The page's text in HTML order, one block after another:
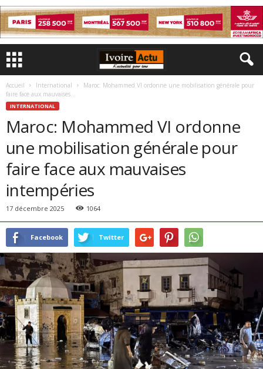
Accueil International
Maroc: Mohammed VI ordonne une mobilisation générale pour
faire face aux mauvaises...
INTERNATIONAL
Maroc: Mohammed VI ordonne
une mobilisation générale pour
faire face aux mauvaises
intempéries
17 décembre 2025 1064
Facebook Twitter